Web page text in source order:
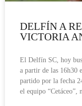
DELFÍN A
VICTORIA
El Delfín SC, hoy
a partir de las 16h30
partido por la fecha
el equipo “Cetáceo”,